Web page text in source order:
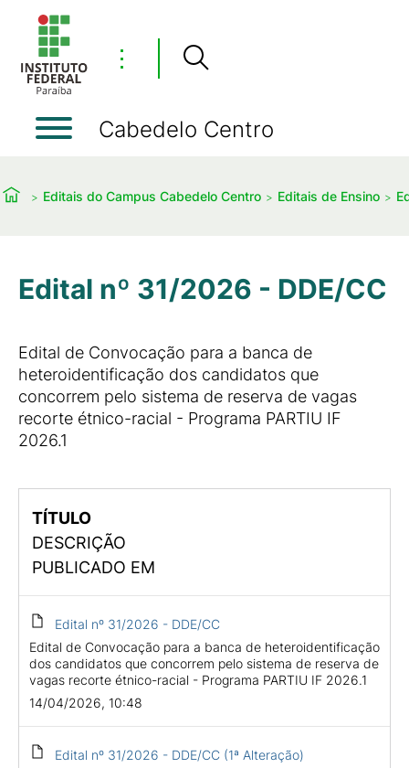
⋮
Cabedelo Centro
Editais do Campus Cabedelo Centro Editais de Ensino
Edital nº 31/2026 - DDE/CC
Edital de Convocação para a banca de
heteroidentificação dos candidatos que
concorrem pelo sistema de reserva de vagas
recorte étnico-racial - Programa PARTIU IF
2026.1
TÍTULO
DESCRIÇÃO
PUBLICADO EM
Edital nº 31/2026 - DDE/CC
Edital de Convocação para a banca de heteroidentificação
dos candidatos que concorrem pelo sistema de reserva de
vagas recorte étnico-racial - Programa PARTIU IF 2026.1
14/04/2026, 10:48
Edital nº 31/2026 - DDE/CC (1ª Alteração)